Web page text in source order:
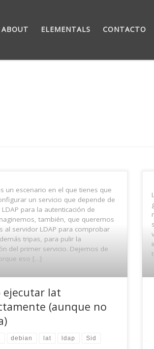
ABOUT ELEMENTALS CONTACTO
un escenario en el que tienes que
un servicio que depende de
para la autenticación de
también, que queremos
al servidor LDAP para comprobar
tripas, para pulir la
del primer servicio. Dejemos de
eso […]
ejecutar lat
(aunque no
debian lat ldap Sid